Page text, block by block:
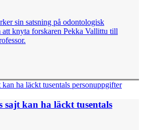
sin satsning på odontologisk
knyta forskaren Pekka Vallittu till
kan ha läckt tusentals